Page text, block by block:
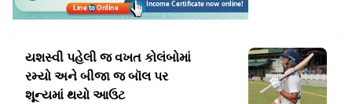
યશસ્વી પહેલી જ વખત કોલંબોમાં
રમ્યો અને બીજા જ બૉલ પર
શૂન્યમાં થયો આઉટ